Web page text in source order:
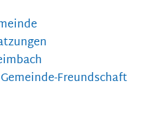
Freundschaft